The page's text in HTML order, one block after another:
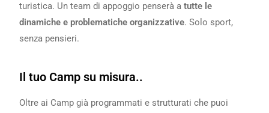
turistica. Un team di appoggio penserà atutte le
dinamiche e problematiche organizzative. Solo sport,
senza pensieri.
Il tuo Camp su misura..
Oltre ai Camp già programmati e strutturati che puoi